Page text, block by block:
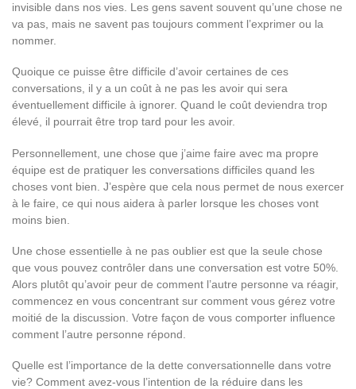
invisible dans nos vies. Les gens savent souvent qu’une chose ne
va pas, mais ne savent pas toujours comment l’exprimer ou la
nommer.
Quoique ce puisse être difficile d’avoir certaines de ces
conversations, il y a un coût à ne pas les avoir qui sera
éventuellement difficile à ignorer. Quand le coût deviendra trop
élevé, il pourrait être trop tard pour les avoir.
Personnellement, une chose que j’aime faire avec ma propre
équipe est de pratiquer les conversations difficiles quand les
choses vont bien. J’espère que cela nous permet de nous exercer
à le faire, ce qui nous aidera à parler lorsque les choses vont
moins bien.
Une chose essentielle à ne pas oublier est que la seule chose
que vous pouvez contrôler dans une conversation est votre 50%.
Alors plutôt qu’avoir peur de comment l’autre personne va réagir,
commencez en vous concentrant sur comment vous gérez votre
moitié de la discussion. Votre façon de vous comporter influence
comment l’autre personne répond.
Quelle est l’importance de la dette conversationnelle dans votre
vie? Comment avez-vous l’intention de la réduire dans les